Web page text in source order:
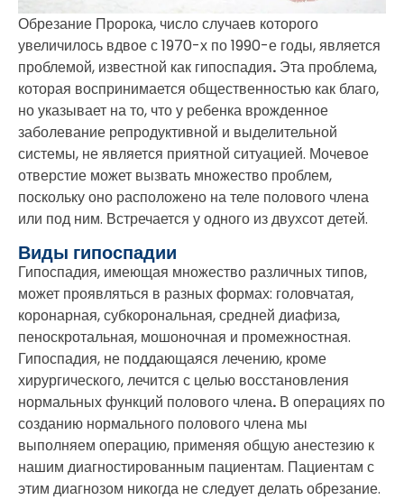
Обрезание Пророка, число случаев которого
увеличилось вдвое с 1970-х по 1990-е годы, является
проблемой, известной как гипоспадия. Эта проблема,
которая воспринимается общественностью как благо,
но указывает на то, что у ребенка врожденное
заболевание репродуктивной и выделительной
системы, не является приятной ситуацией. Мочевое
отверстие может вызвать множество проблем,
поскольку оно расположено на теле полового члена
или под ним. Встречается у одного из двухсот детей.
Виды гипоспадии
Гипоспадия, имеющая множество различных типов,
может проявляться в разных формах: головчатая,
коронарная, субкорональная, средней диафиза,
пеноскротальная, мошоночная и промежностная.
Гипоспадия, не поддающаяся лечению, кроме
хирургического, лечится с целью восстановления
нормальных функций полового члена. В операциях по
созданию нормального полового члена мы
выполняем операцию, применяя общую анестезию к
нашим диагностированным пациентам. Пациентам с
этим диагнозом никогда не следует делать обрезание.